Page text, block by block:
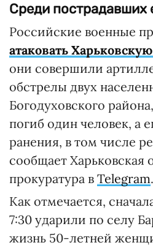
Среди пострадавших
Российские военные
атаковать
они совершили
обстрелы двух
Богодуховского
погиб один человек, а
ранения, в том числе
сообщает Харьковская
прокуратура в Telegram.
Как отмечается,
7:30 ударили по селу
жизнь 50-летней